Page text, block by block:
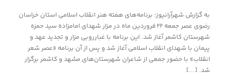
به گزارش شهرآرانیوز؛ برنامه‌های هفته هنر انقلاب اسلامی استان خراسان
رضوی عصر جمعه ۲۲ فروردین ماه در مزار شهدای امامزاده سید حمزه
شهرستان کاشمر آغاز شد. این برنامه با غبارروبی مزار و تجدید عهد و
پیمان با شهدای انقلاب اسلامی آغاز شد و پس از آن برنامه «عصر شعر
انقلاب» با حضور جمعی از شاعران شهرستان‌های مشهد و کاشمر برگزار
شد. [...]